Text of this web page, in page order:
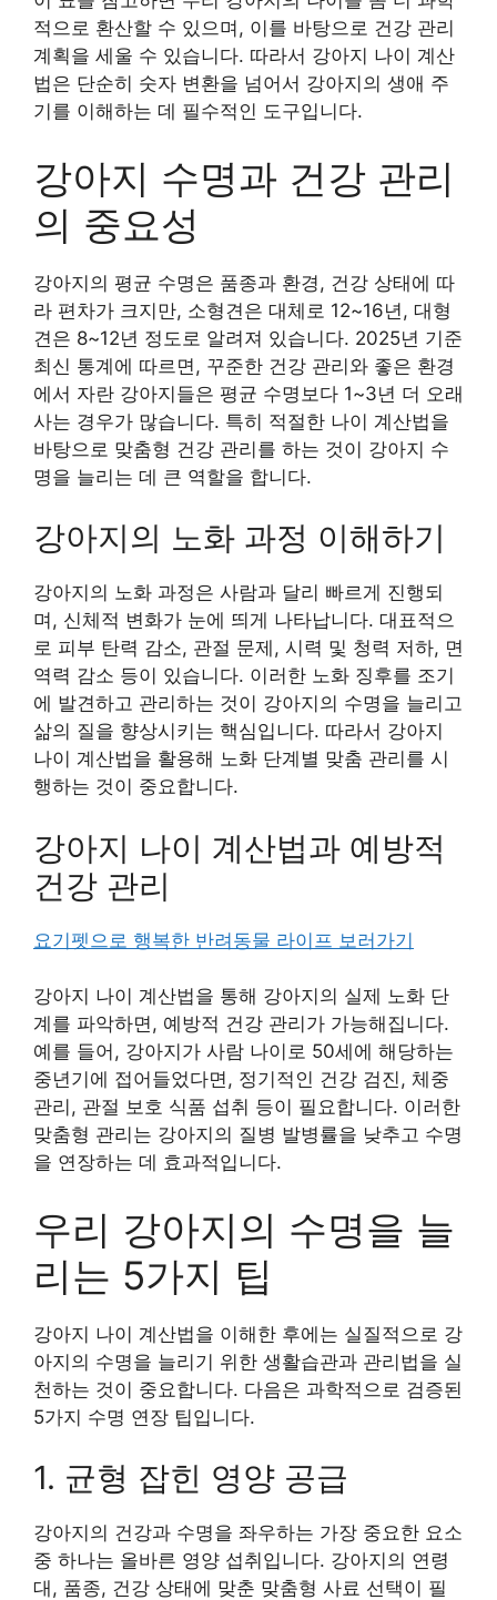
적으로 환산할 수 있으며, 이를 바탕으로 건강 관리
계획을 세울 수 있습니다. 따라서 강아지 나이 계산
법은 단순히 숫자 변환을 넘어서 강아지의 생애 주
기를 이해하는 데 필수적인 도구입니다.
강아지 수명과 건강 관리
의 중요성
강아지의 평균 수명은 품종과 환경, 건강 상태에 따
라 편차가 크지만, 소형견은 대체로 12~16년, 대형
견은 8~12년 정도로 알려져 있습니다. 2025년 기준
최신 통계에 따르면, 꾸준한 건강 관리와 좋은 환경
에서 자란 강아지들은 평균 수명보다 1~3년 더 오래
사는 경우가 많습니다. 특히 적절한 나이 계산법을
바탕으로 맞춤형 건강 관리를 하는 것이 강아지 수
명을 늘리는 데 큰 역할을 합니다.
강아지의 노화 과정 이해하기
강아지의 노화 과정은 사람과 달리 빠르게 진행되
며, 신체적 변화가 눈에 띄게 나타납니다. 대표적으
로 피부 탄력 감소, 관절 문제, 시력 및 청력 저하, 면
역력 감소 등이 있습니다. 이러한 노화 징후를 조기
에 발견하고 관리하는 것이 강아지의 수명을 늘리고
삶의 질을 향상시키는 핵심입니다. 따라서 강아지
나이 계산법을 활용해 노화 단계별 맞춤 관리를 시
행하는 것이 중요합니다.
강아지 나이 계산법과 예방적
건강 관리
요기펫으로 행복한 반려동물 라이프 보러가기
강아지 나이 계산법을 통해 강아지의 실제 노화 단
계를 파악하면, 예방적 건강 관리가 가능해집니다.
예를 들어, 강아지가 사람 나이로 50세에 해당하는
중년기에 접어들었다면, 정기적인 건강 검진, 체중
관리, 관절 보호 식품 섭취 등이 필요합니다. 이러한
맞춤형 관리는 강아지의 질병 발병률을 낮추고 수명
을 연장하는 데 효과적입니다.
우리 강아지의 수명을 늘
리는 5가지 팁
강아지 나이 계산법을 이해한 후에는 실질적으로 강
아지의 수명을 늘리기 위한 생활습관과 관리법을 실
천하는 것이 중요합니다. 다음은 과학적으로 검증된
5가지 수명 연장 팁입니다.
1. 균형 잡힌 영양 공급
강아지의 건강과 수명을 좌우하는 가장 중요한 요소
중 하나는 올바른 영양 섭취입니다. 강아지의 연령
대, 품종, 건강 상태에 맞춘 맞춤형 사료 선택이 필